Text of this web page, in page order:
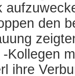
den
Kollegen
ihre